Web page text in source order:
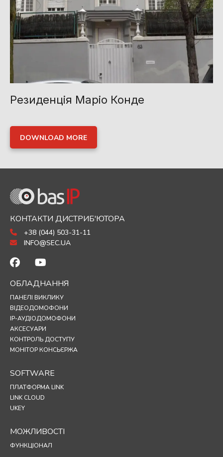
Резиденція Маріо Конде
DOWNLOAD MORE
КОНТАКТИ ДИСТРИБ'ЮТОРА
+38 (044) 503-31-11
INFO@SEC.UA
ОБЛАДНАННЯ
ПАНЕЛІ ВИКЛИКУ
ВІДЕОДОМОФОНИ
IP-АУДІОДОМОФОНИ
АКСЕСУАРИ
КОНТРОЛЬ ДОСТУПУ
МОНІТОР КОНСЬЄРЖА
SOFTWARE
ПЛАТФОРМА LINK
LINK CLOUD
UKEY
МОЖЛИВОСТІ
ФУНКЦІОНАЛ